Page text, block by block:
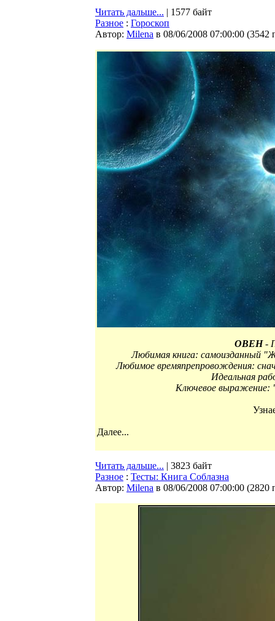
Читать дальше... | 1577 байт
Разное : Гороскоп
Автор: Milena в 08/06/2008 07:00:00 (3542
ОВЕН-
Любимая книга: самоизданный
Любимое времяпрепровождения:
Идеальная
Ключевое
Далее...
Читать дальше... | 3823 байт
Разное : Тесты: Книга Соблазна
Автор: Milena в 08/06/2008 07:00:00 (2820